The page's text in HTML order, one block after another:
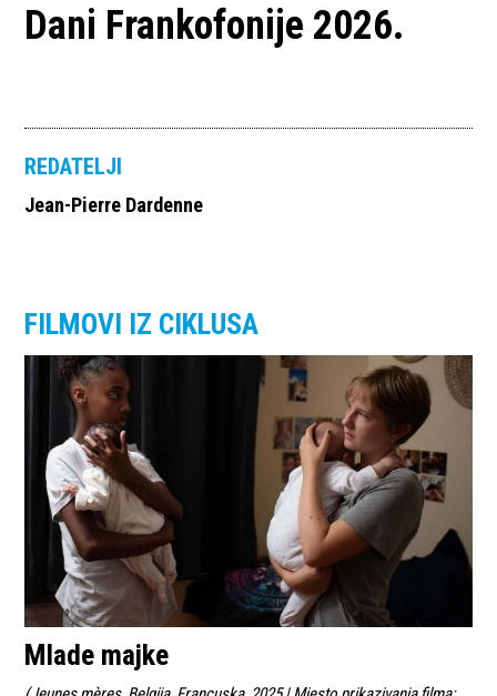
Dani Frankofonije 2026.
REDATELJI
Jean-Pierre Dardenne
FILMOVI IZ CIKLUSA
Mlade majke